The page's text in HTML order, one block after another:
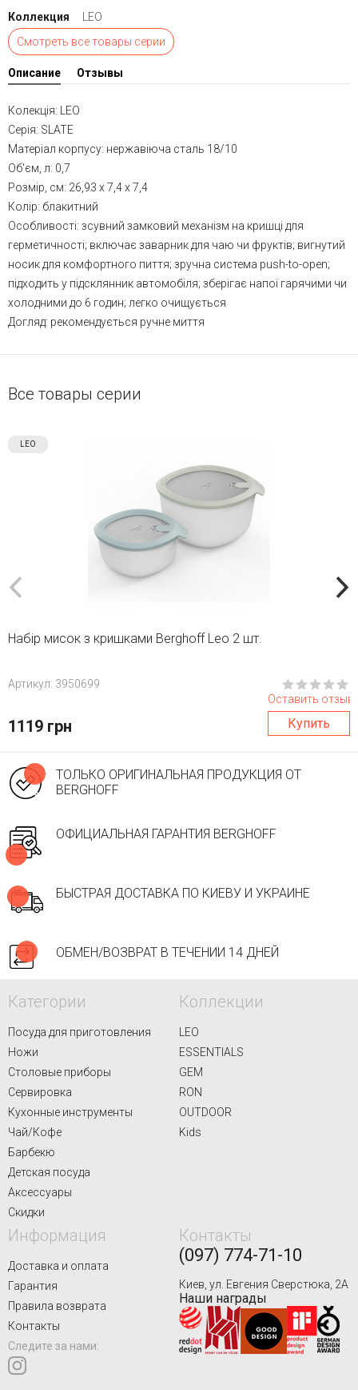
Коллекция
LEO
Смотреть все товары серии
Описание Отзывы
Колекція: LEO
Серія: SLATE
Матеріал корпусу: нержавіюча сталь 18/10
Об'єм, л: 0,7
Розмір, см: 26,93 x 7,4 x 7,4
Колір: блакитний
Особливості: зсувний замковий механізм на кришці для
герметичності; включає заварник для чаю чи фруктів; вигнутий
носик для комфортного пиття; зручна система push-to-open;
підходить у підсклянник автомобіля; зберігає напої гарячими чи
холодними до 6 годин; легко очищується
Догляд: рекомендується ручне миття
Все товары серии
LEO
Набір мисок з кришками Berghoff Leo 2 шт.
Aртикул: 3950699
Оставить отзыв
1119 грн Купить
ТОЛЬКО ОРИГИНАЛЬНАЯ ПРОДУКЦИЯ ОТ
BERGHOFF
ОФИЦИАЛЬНАЯ ГАРАНТИЯ BERGHOFF
БЫСТРАЯ ДОСТАВКА ПО КИЕВУ И УКРАИНЕ
ОБМЕН/ВОЗВРАТ В ТЕЧЕНИИ 14 ДНЕЙ
Категории
Посуда для приготовления
Ножи
Столовые приборы
Сервировка
Кухонные инструменты
Чай/Кофе
Барбекю
Детская посуда
Аксессуары
Скидки
Коллекции
LEO
ESSENTIALS
GEM
RON
OUTDOOR
Kids
Информация
Доставка и оплата
Гарантия
Правила возврата
Контакты
Следите за нами:
Контакты
(097) 774-71-10
Киев, ул. Евгения Сверстюка, 2А
Наши награды